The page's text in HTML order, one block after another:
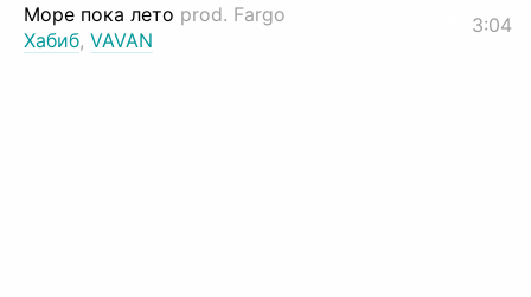
Море пока лето prod. Fargo
Хабиб, VAVAN
3:04